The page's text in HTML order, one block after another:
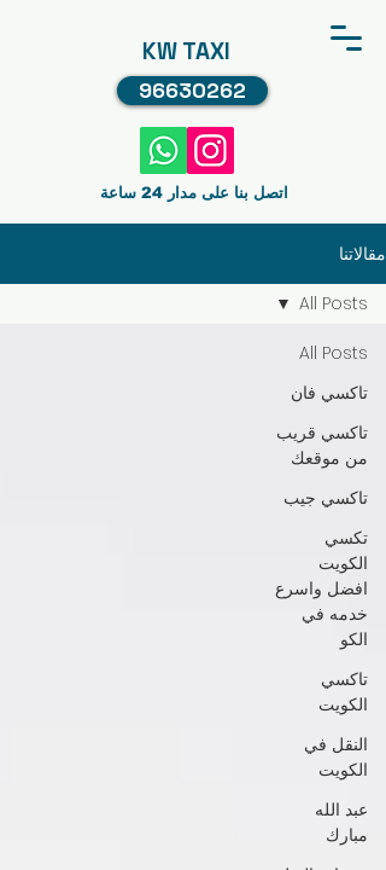
KW TAXI
96630262
اتصل بنا على مدار 24 ساعة
مقالاتنا
All Posts
تاكسي فان
تاكسي قريب
من موقعك
تاكسي جيب
تكسي
الكويت
افضل واسرع
خدمه في
الكو
تاكسي
الكويت
النقل في
الكويت
عبد الله
مبارك
All Posts